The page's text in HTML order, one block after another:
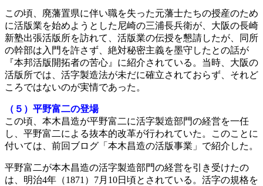
この頃、廃藩置県に伴い職を失った元藩士たちの授産のため
に活版業を始めようとした尼崎の三浦長兵衛が、大阪の長崎
新塾出張活版所を訪れて、活版業の伝授を懇請したが、同所
の幹部は入門を許さず、絶対秘密主義を墨守したとの話が
『本邦活版開拓者の苦心』に紹介されている。当時、大阪の
活版所では、活字製造法が未だに確立されておらず、それど
ころではないのが実情であった。
（５）平野富二の登場
この頃、本木昌造が平野富二に活字製造部門の経営を一任
し、平野富二による抜本的改革が行われていた。このことに
付いては、前回ブログ「本木昌造の活版事業」で紹介した。
平野富二が本木昌造の活字製造部門の経営を引き受けたの
は、明治4年（1871）7月10日頃とされている。活字の規格を